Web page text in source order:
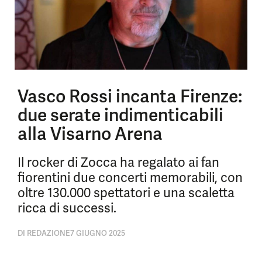
Vasco Rossi incanta Firenze:
due serate indimenticabili
alla Visarno Arena
Il rocker di Zocca ha regalato ai fan
fiorentini due concerti memorabili, con
oltre 130.000 spettatori e una scaletta
ricca di successi.
DI REDAZIONE7 GIUGNO 2025